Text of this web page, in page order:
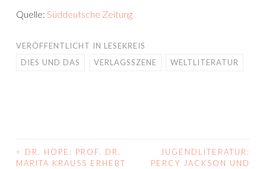
Quelle: Süddeutsche Zeitung
VERÖFFENTLICHT IN LESEKREIS
DIES UND DAS
VERLAGSSZENE WELTLITERATUR
BEITRAGS-
<
DR. HOPE: PROF. DR.
MARITA KRAUSS ERHEBT
JUGENDLITERATUR:
PERCY JACKSON UND